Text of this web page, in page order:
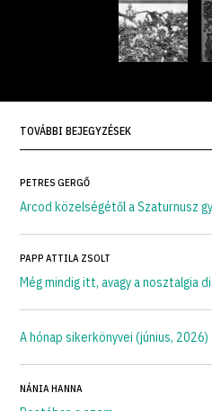
TOVÁBBI BEJEGYZÉSEK
PETRES GERGŐ
Arcod közelségétől a Szaturnusz
PAPP ATTILA ZSOLT
Még mindig itt, avagy a nosztalgia
A hónap sikerkönyvei (június, 2026)
NÁNIA HANNA